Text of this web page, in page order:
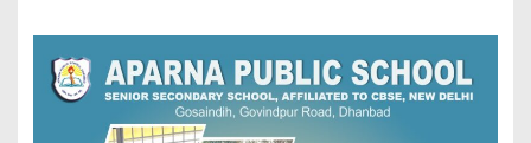
महत्वपूर्ण बैठक आयोजित
की गई। इस एक दिवसीय
कार्यक्रम में दो सत्र…